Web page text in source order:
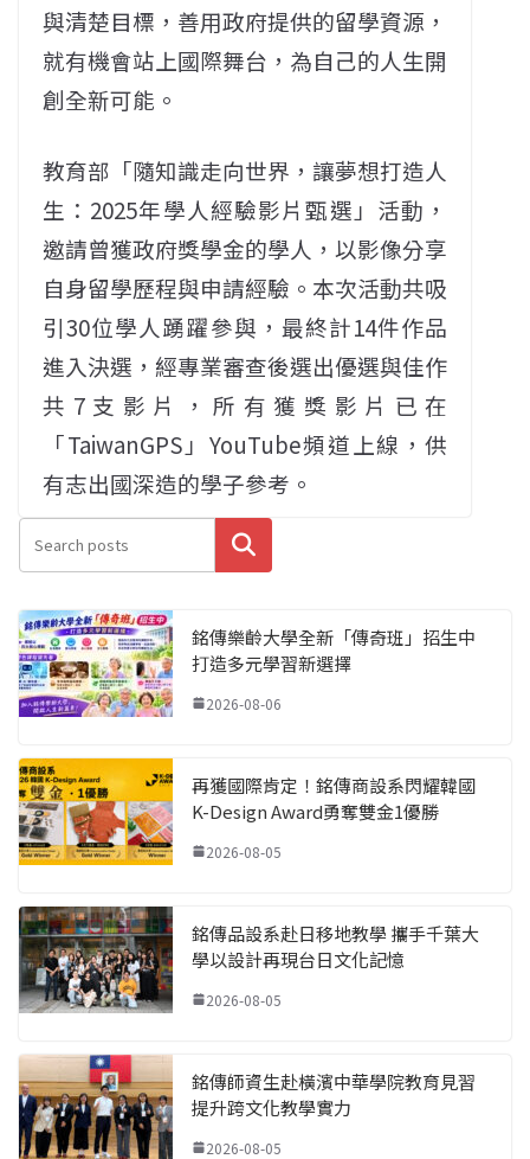
與清楚目標，善用政府提供的留學資源，
就有機會站上國際舞台，為自己的人生開
創全新可能。
教育部「隨知識走向世界，讓夢想打造人
生：2025年學人經驗影片甄選」活動，
邀請曾獲政府獎學金的學人，以影像分享
自身留學歷程與申請經驗。本次活動共吸
引30位學人踴躍參與，最終計14件作品
進入決選，經專業審查後選出優選與佳作
共7支影片，所有獲獎影片已在
「TaiwanGPS」YouTube頻道上線，供
有志出國深造的學子參考。
搜尋
銘傳樂齡大學全新「傳奇班」招生中
打造多元學習新選擇
2026-08-06
再獲國際肯定！銘傳商設系閃耀韓國
K-Design Award勇奪雙金1優勝
2026-08-05
銘傳品設系赴日移地教學 攜手千葉大
學以設計再現台日文化記憶
2026-08-05
銘傳師資生赴橫濱中華學院教育見習
提升跨文化教學實力
2026-08-05